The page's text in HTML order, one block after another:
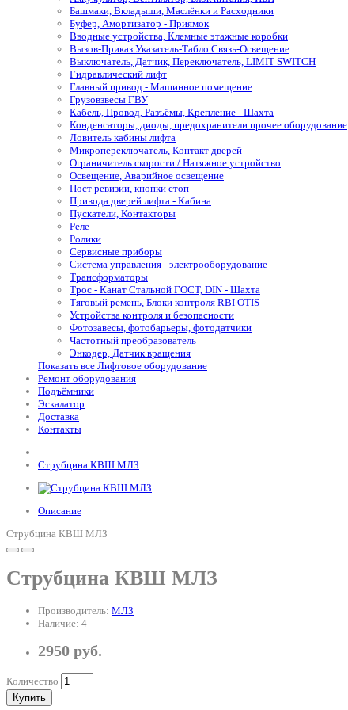
Башмаки, Вкладыши, Маслёнки и Расходники
Буфер, Амортизатор - Приямок
Вводные устройства, Клемные этажные коробки
Вызов-Приказ Указатель-Табло Связь-Освещение
Выключатель, Датчик, Переключатель, LIMIT SWITCH
Гидравлический лифт
Главный привод - Машинное помещение
Грузовзвесы ГВУ
Кабель, Провод, Разъёмы, Крепление - Шахта
Конденсаторы, диоды, предохранители прочее оборудование
Ловитель кабины лифта
Микропереключатель, Контакт дверей
Ограничитель скорости / Натяжное устройство
Освещение, Аварийное освещение
Пост ревизии, кнопки стоп
Привода дверей лифта - Кабина
Пускатели, Контакторы
Реле
Ролики
Сервисные приборы
Система управления - электрооборудование
Трансформаторы
Трос - Канат Стальной ГОСТ, DIN - Шахта
Тяговый ремень, Блоки контроля RBI OTIS
Устройства контроля и безопасности
Фотозавесы, фотобарьеры, фотодатчики
Частотный преобразователь
Энкодер, Датчик вращения
Показать все Лифтовое оборудование
Ремонт оборудования
Подъёмники
Эскалатор
Доставка
Контакты
Струбцина КВШ МЛЗ
Описание
Струбцина КВШ МЛЗ
Струбцина КВШ МЛЗ
Производитель: МЛЗ
Наличие: 4
2950 руб.
Количество
Купить